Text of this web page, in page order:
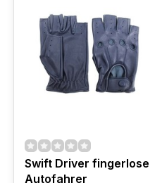
Swift Driver fingerlose
Autofahrer